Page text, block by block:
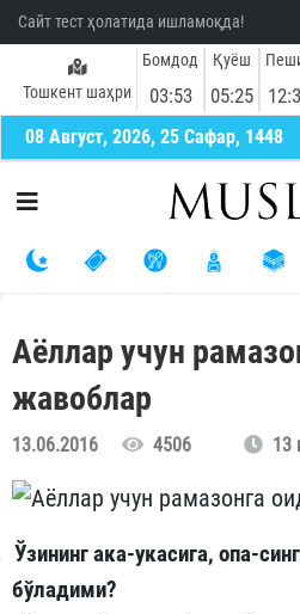
Сайт тест ҳолатида ишламоқда!
Тошкент шаҳри
Бомдод
03:53
Қуёш
05:25
08 Август, 2026, 25 Сафар, 1448
Аёллар учун
жавоблар
13.06.2016 4506 13
Ўзининг ака-укасига, опа-
бўладими?